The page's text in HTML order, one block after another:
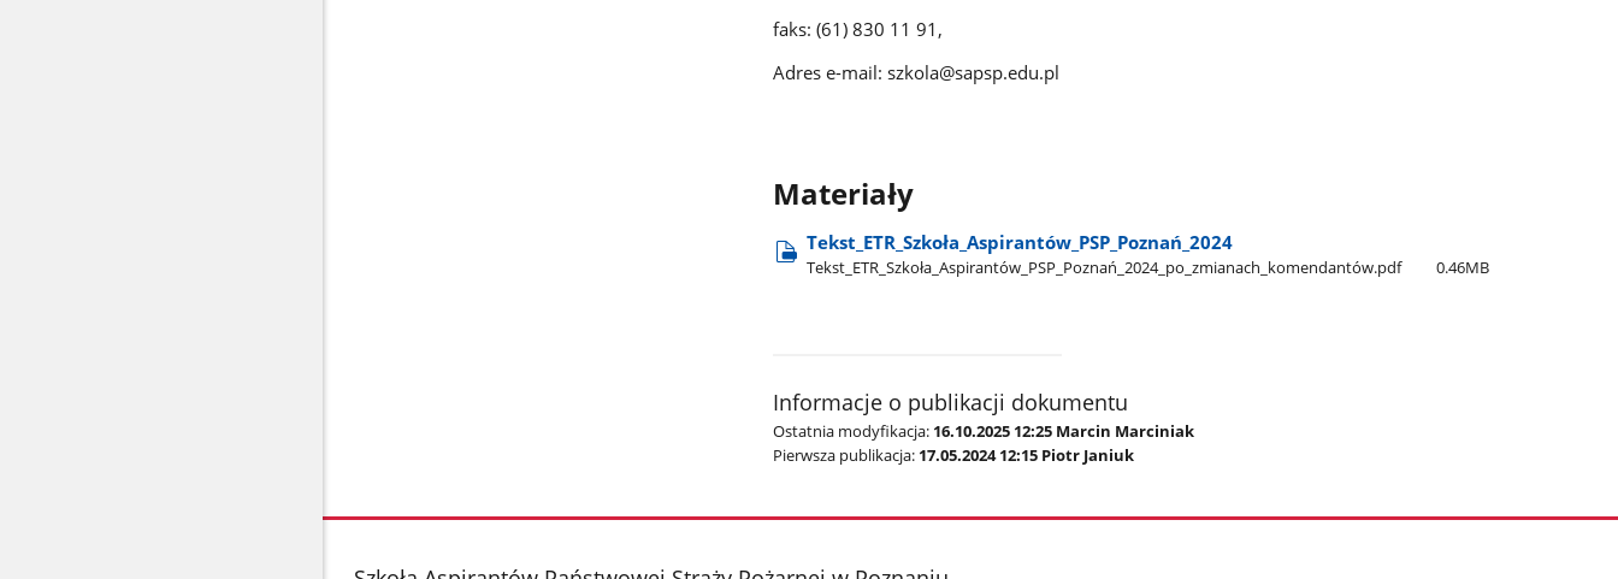
faks: (61) 830 11 91,
Adres e-mail: szkola@sapsp.edu.pl
Materiały
Tekst​_ETR​_Szkoła​_Aspirantów​_PSP​_Poznań​_2024
Tekst​_ETR​_Szkoła​_Aspirantów​_PSP​_Poznań​_2024​_po​_zmianach​_komendantów.pdf 0.46MB
Informacje o publikacji dokumentu
Ostatnia modyfikacja: 16.10.2025 12:25 Marcin Marciniak
Pierwsza publikacja: 17.05.2024 12:15 Piotr Janiuk